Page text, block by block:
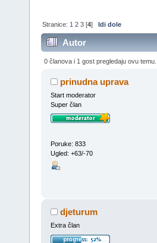
Stranice: 1 2 3 [4]Idi dole
Autor
0 članova i 1 gost pregledaju ovu temu.
prinudna uprava
Start moderator
Super član
Poruke: 833
Ugled: +63/-70
djeturum
Extra član